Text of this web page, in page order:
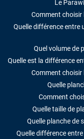
Le
Comment choisir
Quelle différence entre
Quel volume de
Quelle est la différence
Comment choisir
Quelle
Comment
Quelle taille de
Quelle planche de
Quelle différence